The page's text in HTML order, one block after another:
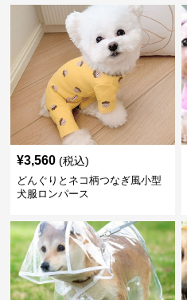
¥3,560 (税込)
どんぐりとネコ柄つなぎ風小型
犬服ロンパース